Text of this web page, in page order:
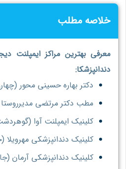
خلاصه مطلب
معرفی بهترین مراکز ایمپلنت
دندانپزشکا:
دکتر بهاره حسینی محور
مطب دکتر مرتضی
کلینیک ایمپلنت آوا
کلینیک دندانپزشکی مهرویلا
کلینیک دندانپزشکی آرمان